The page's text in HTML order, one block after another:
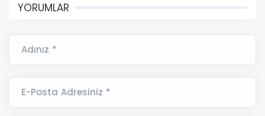
YORUMLAR
Adınız *
E-Posta Adresiniz *